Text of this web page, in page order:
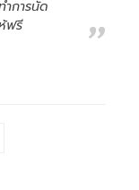
ำการนัด
ฟรี